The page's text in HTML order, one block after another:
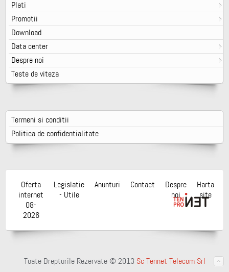
Plati
Promotii
Download
Data center
Despre noi
Teste de viteza
Termeni si conditii
Politica de confidentialitate
Oferta
internet
08-
2026
Legislatie
- Utile
Anunturi Contact
Despre
noi
Harta
site
Toate Drepturile Rezervate © 2013 Sc Tennet Telecom Srl